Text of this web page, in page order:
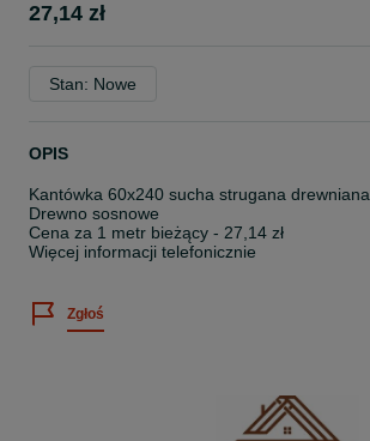
27,14 zł
Stan: Nowe
OPIS
Kantówka 60x240 sucha strugana drewniana
Drewno sosnowe
Cena za 1 metr bieżący - 27,14 zł
Więcej informacji telefonicznie
Zgłoś